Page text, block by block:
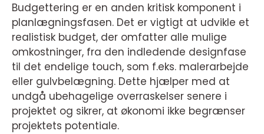
Budgettering er en anden kritisk komponent i
planlægningsfasen. Det er vigtigt at udvikle et
realistisk budget, der omfatter alle mulige
omkostninger, fra den indledende designfase
til det endelige touch, som f.eks. malerarbejde
eller gulvbelægning. Dette hjælper med at
undgå ubehagelige overraskelser senere i
projektet og sikrer, at økonomi ikke begrænser
projektets potentiale.